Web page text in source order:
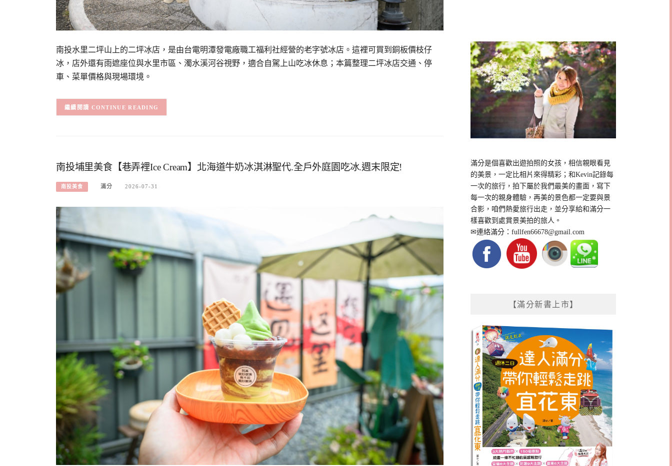
南投水里二坪山上的二坪冰店，是由台電明潭發電廠職工福利社經營的老字號冰店。這裡可買到銅板價枝仔
冰，店外還有雨遮座位與水里市區、濁水溪河谷視野，適合自駕上山吃冰休息；本篇整理二坪冰店交通、停
車、菜單價格與現場環境。
CONTINUE READING
南投埔里美食【巷弄裡Ice Cream】北海道牛奶冰淇淋聖代.全戶外庭園吃冰.週末限定!
南投美食 滿分 2026-07-31
滿分是個喜歡出遊拍照的女孩，相信親眼看見
的美景，一定比相片來得精彩；和Kevin記錄每
一次的旅行，拍下屬於我們最美的畫面，寫下
每一次的親身體驗，再美的景色都一定要與景
合影，咱們熱愛旅行出走，並分享給和滿分一
樣喜歡到處賞景美拍的旅人。
✉連絡滿分：fullfen66678@gmail.com
【滿分新書上市】